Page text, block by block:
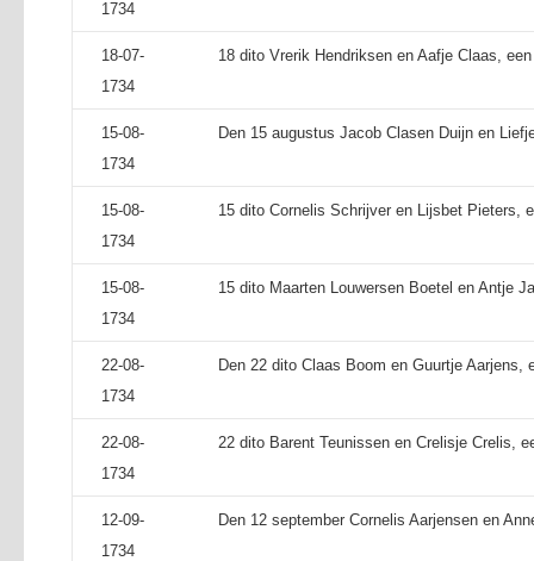
1734
18-07-
1734
18 dito Vrerik Hendriksen en Aafje Claas,
15-08-
1734
Den 15 augustus Jacob Clasen Duijn en
15-08-
1734
15 dito Cornelis Schrijver en Lijsbet Pieters,
15-08-
1734
15 dito Maarten Louwersen Boetel en Antje
22-08-
1734
Den 22 dito Claas Boom en Guurtje Aarjens,
22-08-
1734
22 dito Barent Teunissen en Crelisje Crelis,
12-09-
1734
Den 12 september Cornelis Aarjensen en